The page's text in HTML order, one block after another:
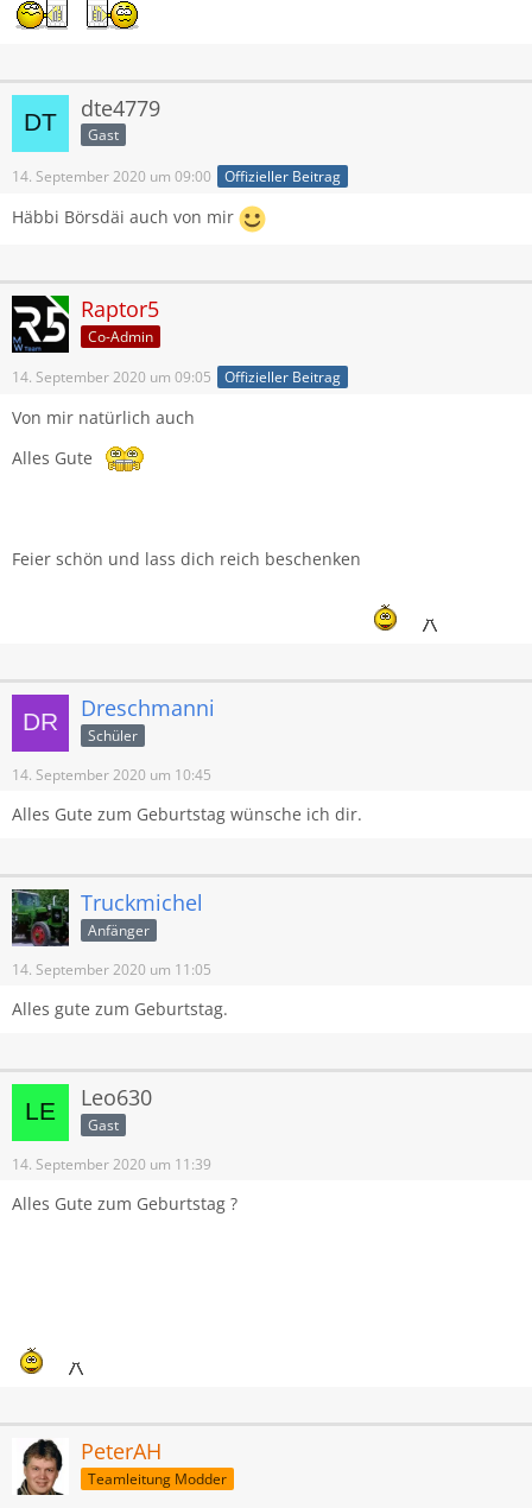
dte4779
Gast
14. September 2020 um 09:00 Offizieller Beitrag
Häbbi Börsdäi auch von mir
Online Raptor5
Co-Admin
14. September 2020 um 09:05 Offizieller Beitrag
Von mir natürlich auch
Alles Gute
Feier schön und lass dich reich beschenken
Dreschmanni
Schüler
14. September 2020 um 10:45
Alles Gute zum Geburtstag wünsche ich dir.
Truckmichel
Anfänger
14. September 2020 um 11:05
Alles gute zum Geburtstag.
Leo630
Gast
14. September 2020 um 11:39
Alles Gute zum Geburtstag ?
PeterAH
Teamleitung Modder